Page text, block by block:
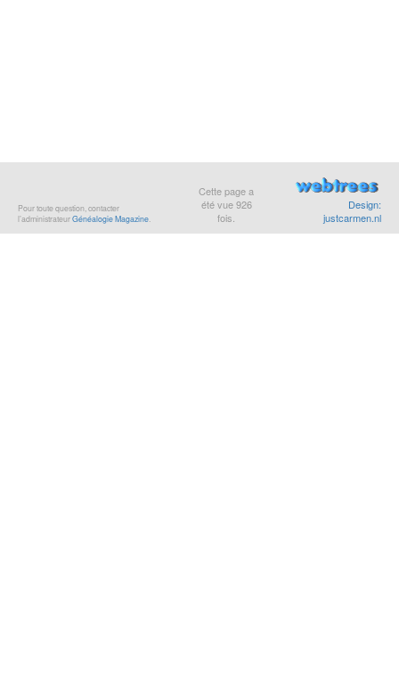
Pour toute question, contacter
l’administrateurGénéalogie Magazine.
Cette page a
été vue926
fois.
Design:
justcarmen.nl